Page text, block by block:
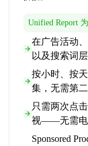
Unified Report
在广告活动
以及搜索词
按小时、按
集，无需第
只需两次点
视——无需电
Sponsored